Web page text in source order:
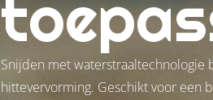
Snijden met
hittevervorming. Geschikt voor een